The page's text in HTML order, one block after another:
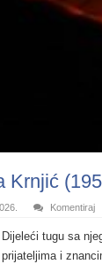
Krnjić
Komentiraj
Dijeleći tugu sa
prijateljima i